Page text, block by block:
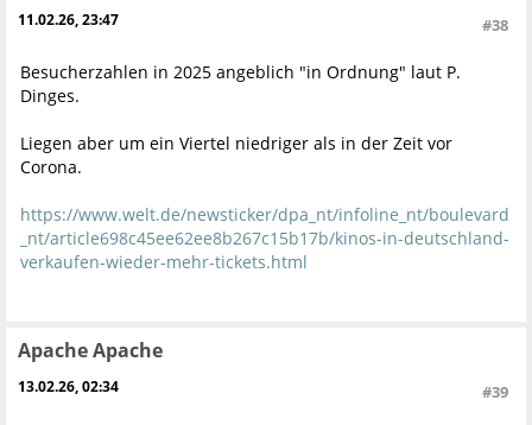
11.02.26, 23:47 #38
Besucherzahlen in 2025 angeblich "in Ordnung" laut P.
Dinges.
Liegen aber um ein Viertel niedriger als in der Zeit vor
Corona.
https://www.welt.de/newsticker/dpa_nt/infoline_nt/boulevard
_nt/article698c45ee62ee8b267c15b17b/kinos-in-deutschland-
verkaufen-wieder-mehr-tickets.html
Apache Apache
13.02.26, 02:34 #39